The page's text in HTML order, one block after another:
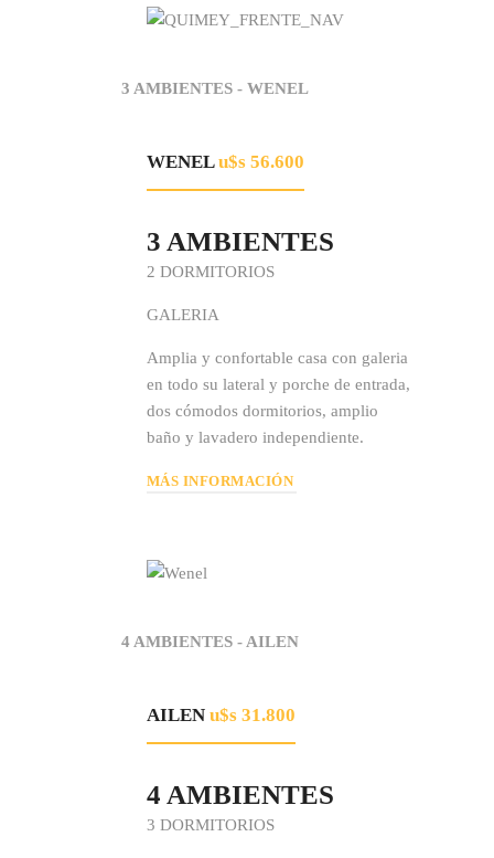
3 AMBIENTES - WENEL
WENELu$s 56.600
3 AMBIENTES
2 DORMITORIOS
GALERIA
Amplia y confortable casa con galeria
en todo su lateral y porche de entrada,
dos cómodos dormitorios, amplio
baño y lavadero independiente.
MÁS INFORMACIÓN
4 AMBIENTES - AILEN
AILEN u$s 31.800
4 AMBIENTES
3 DORMITORIOS